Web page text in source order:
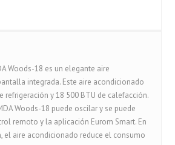
Woods-18 es un elegante aire
integrada. Este aire acondicionado
refrigeración y 18 500 BTU de calefacción.
Woods-18 puede oscilar y se puede
remoto y la aplicación Eurom Smart. En
el aire acondicionado reduce el consumo